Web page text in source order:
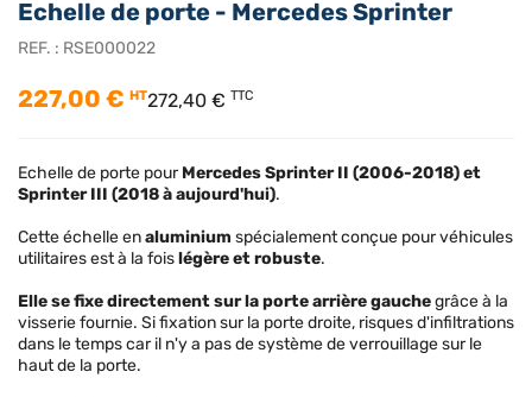
Echelle de porte - Mercedes Sprinter
REF. : RSE000022
227,00 € HT272,40 € TTC
Echelle de porte pourMercedes Sprinter II (2006-2018) et
Sprinter III (2018 à aujourd'hui).
Cette échelle enaluminium spécialement conçue pour véhicules
utilitaires est à la foislégère et robuste.
Elle se fixe directement sur la porte arrière gauchegrâce à la
visserie fournie. Si fixation sur la porte droite, risques d'infiltrations
dans le temps car il n'y a pas de système de verrouillage sur le
haut de la porte.